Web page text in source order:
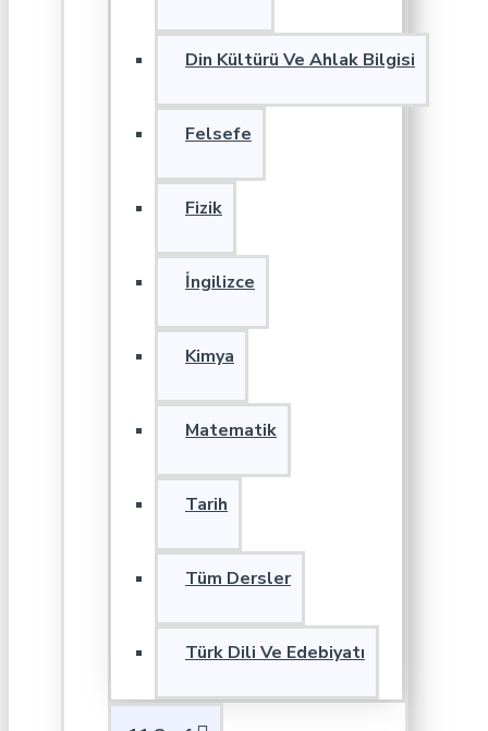
Din Kültürü Ve Ahlak Bilgisi
Felsefe
Fizik
İngilizce
Kimya
Matematik
Tarih
Tüm Dersler
Türk Dili Ve Edebiyatı